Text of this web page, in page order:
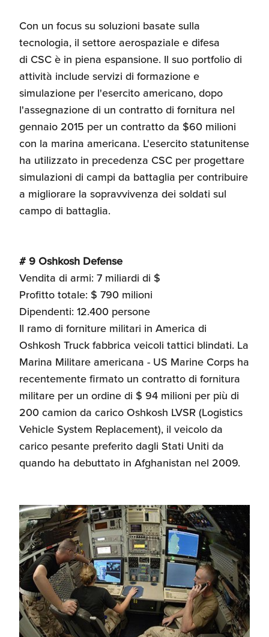
Con un focus su soluzioni basate sulla
tecnologia, il settore aerospaziale e difesa
di CSC è in piena espansione. Il suo portfolio di
attività include servizi di formazione e
simulazione per l'esercito americano, dopo
l'assegnazione di un contratto di fornitura nel
gennaio 2015 per un contratto da $60 milioni
con la marina americana. L'esercito statunitense
ha utilizzato in precedenza CSC per progettare
simulazioni di campi da battaglia per contribuire
a migliorare la sopravvivenza dei soldati sul
campo di battaglia.
# 9 Oshkosh Defense
Vendita di armi: 7 miliardi di $
Profitto totale: $ 790 milioni
Dipendenti: 12.400 persone
Il ramo di forniture militari in America di
Oshkosh Truck fabbrica veicoli tattici blindati. La
Marina Militare americana - US Marine Corps ha
recentemente firmato un contratto di fornitura
militare per un ordine di $ 94 milioni per più di
200 camion da carico Oshkosh LVSR (Logistics
Vehicle System Replacement), il veicolo da
carico pesante preferito dagli Stati Uniti da
quando ha debuttato in Afghanistan nel 2009.